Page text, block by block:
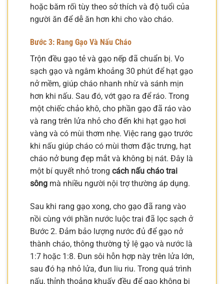
hoặc băm rối tùy theo sở thích và độ tuổi của
người ăn để dễ ăn hơn khi cho vào cháo.
Bước 3: Rang Gạo Và Nấu Cháo
Trộn đều gạo tẻ và gạo nếp đã chuẩn bị. Vo
sạch gạo và ngâm khoảng 30 phút để hạt gạo
nở mềm, giúp cháo nhanh nhừ và sánh mịn
hơn khi nấu. Sau đó, vớt gạo ra để ráo. Trong
một chiếc chảo khô, cho phần gạo đã ráo vào
và rang trên lửa nhỏ cho đến khi hạt gạo hơi
vàng và có mùi thơm nhẹ. Việc rang gạo trước
khi nấu giúp cháo có mùi thơm đặc trưng, hạt
cháo nở bung đẹp mắt và không bị nát. Đây là
một bí quyết nhỏ trong cách nấu cháo trai
sông mà nhiều người nội trợ thường áp dụng.
Sau khi rang gạo xong, cho gạo đã rang vào
nồi cùng với phần nước luộc trai đã lọc sạch ở
Bước 2. Đảm bảo lượng nước đủ để gạo nở
thành cháo, thông thường tỷ lệ gạo và nước là
1:7 hoặc 1:8. Đun sôi hỗn hợp này trên lửa lớn,
sau đó hạ nhỏ lửa, đun liu riu. Trong quá trình
nấu, thỉnh thoảng khuấy đều để gạo không bị